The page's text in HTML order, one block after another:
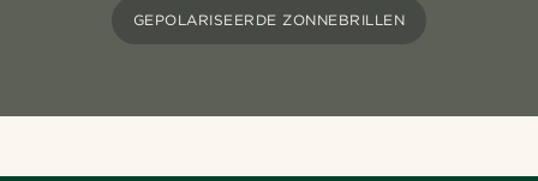
GEPOLARISEERDE ZONNEBRILLEN